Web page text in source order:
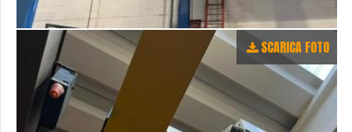
SCARICA FOTO